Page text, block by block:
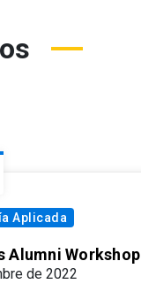
Aplicada
Alumni Workshop
de 2022